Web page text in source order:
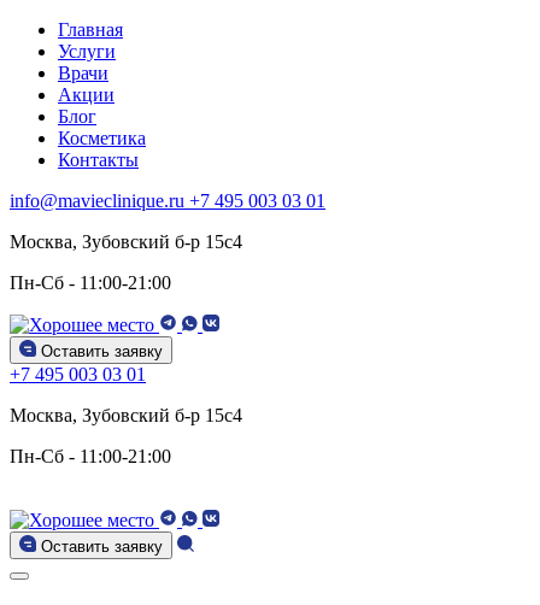
Главная
Услуги
Врачи
Акции
Блог
Косметика
Контакты
info@mavieclinique.ru +7 495 003 03 01
Москва, Зубовский б-р 15c4
Пн-Сб - 11:00-21:00
Оставить заявку
+7 495 003 03 01
Москва, Зубовский б-р 15c4
Пн-Сб - 11:00-21:00
Оставить заявку